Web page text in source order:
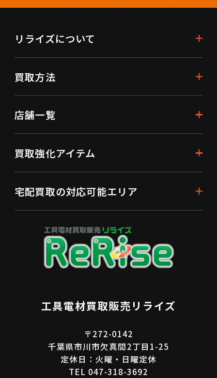
工具電材買取販売リライズ
〒272-0142
千葉県市川市欠真間2丁目1-25
定休日：火曜・日曜定休
TEL 047-318-3692
リライズについて
買取方法
店舗一覧
買取強化アイテム
宅配買取の対応可能エリア